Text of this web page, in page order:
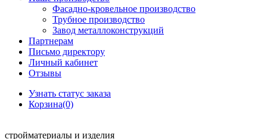
Фасадно-кровельное производство
Трубное производство
Завод металлоконструкций
Партнерам
Письмо директору
Личный кабинет
Отзывы
Узнать статус заказа
Корзина(0)
стройматериалы и изделия